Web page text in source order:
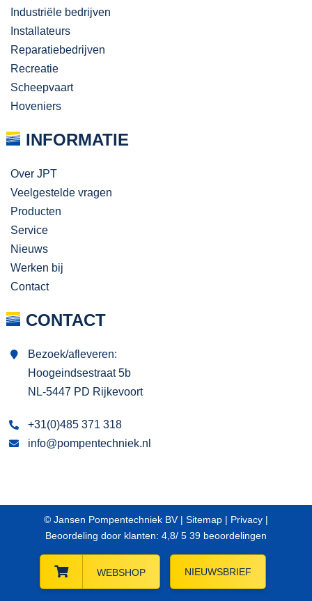
Industriële bedrijven
Installateurs
Reparatiebedrijven
Recreatie
Scheepvaart
Hoveniers
INFORMATIE
Over JPT
Veelgestelde vragen
Producten
Service
Nieuws
Werken bij
Contact
CONTACT
Bezoek/afleveren:
Hoogeindsestraat 5b
NL-5447 PD Rijkevoort
+31(0)485 371 318
info@pompentechniek.nl
© Jansen Pompentechniek BV | Sitemap | Privacy |
Beoordeling door klanten: 4,8/ 5 39 beoordelingen
WEBSHOP NIEUWSBRIEF